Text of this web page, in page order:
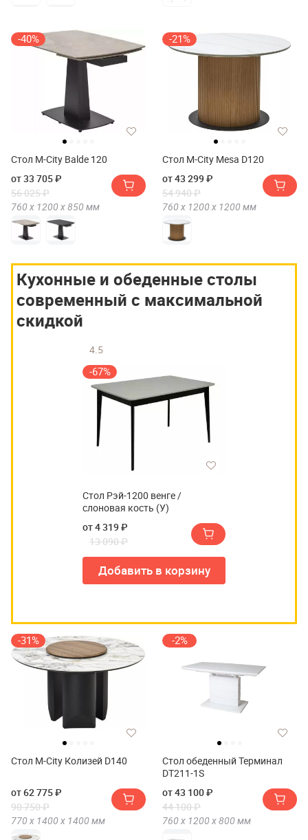
-40%
Стол M-City Balde 120
от 33 705 ₽
56 025 ₽
760 х 1200 х850 мм
-21%
Стол M-City Mesa D120
от 43 299 ₽
54 940 ₽
760 х 1200 х 1200 мм
Кухонные и обеденные столы
современный с максимальной
скидкой
4.5
-67%
Стол Рэй-1200 венге /
слоновая кость (У)
от 4 319 ₽
13 090 ₽
Добавить в корзину
-31%
Стол M-City Колизей D140
от 62 775 ₽
90 750 ₽
770 х 1400 х 1400 мм
-2%
Стол обеденный Терминал
DT211-1S
от 43 100 ₽
44 100 ₽
760 х 1200 х800 мм